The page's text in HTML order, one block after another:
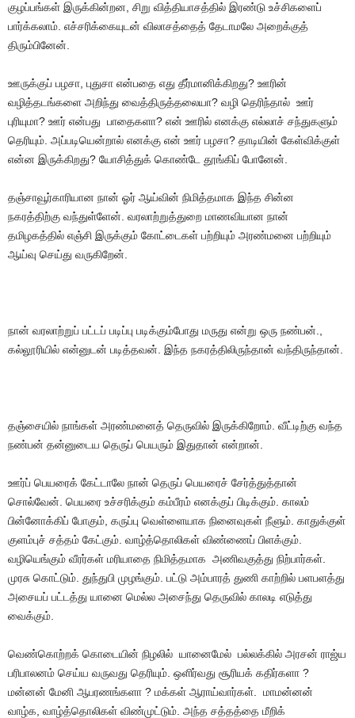
குழப்பங்கள் இருக்கின்றன, சிறு வித்தியாசத்தில் இரண்டு உச்சிகளைப்
பார்க்கலாம். எச்சரிக்கையுடன் விலாசத்தைத் தேடாமலே அறைக்குத்
திரும்பினேன்.
ஊருக்குப் பழசா, புதுசா என்பதை எது தீர்மானிக்கிறது? ஊரின்
வழித்தடங்களை அறிந்து வைத்திருத்தலையா? வழி தெரிந்தால் ஊர்
புரியுமா? ஊர் என்பது பாதைகளா? என் ஊரில் எனக்கு எல்லாச் சந்துகளும்
தெரியும். அப்படியென்றால் எனக்கு என் ஊர் பழசா? தாடியின் கேள்விக்குள்
என்ன இருக்கிறது? யோசித்துக் கொண்டே தூங்கிப் போனேன்.
தஞ்சாவூர்காரியான நான் ஓர் ஆய்வின் நிமித்தமாக இந்த சின்ன
நகரத்திற்கு வந்துள்ளேன். வரலாற்றுத்துறை மாணவியான நான்
தமிழகத்தில் எஞ்சி இருக்கும் கோட்டைகள் பற்றியும் அரண்மனை பற்றியும்
ஆய்வு செய்து வருகிறேன்.
நான் வரலாற்றுப் பட்டப் படிப்பு படிக்கும்போது மருது என்று ஒரு நண்பன்.,
கல்லூரியில் என்னுடன் படித்தவன். இந்த நகரத்திலிருந்தான் வந்திருந்தான்.
தஞ்சையில் நாங்கள் அரண்மனைத் தெருவில் இருக்கிறோம். வீட்டிற்கு வந்த
நண்பன் தன்னுடைய தெருப் பெயரும் இதுதான் என்றான்.
ஊர்ப் பெயரைக் கேட்டாலே நான் தெருப் பெயரைச் சேர்த்துத்தான்
சொல்வேன். பெயரை உச்சரிக்கும் கம்பீரம் எனக்குப் பிடிக்கும். காலம்
பின்னோக்கிப் போகும், கருப்பு வெள்ளையாக நினைவுகள் நீளும். காதுக்குள்
குளம்புச் சத்தம் கேட்கும். வாழ்த்தொலிகள் விண்ணைப் பிளக்கும்.
வழியெங்கும் வீரர்கள் மரியாதை நிமித்தமாக அணிவகுத்து நிற்பார்கள்.
முரசு கொட்டும். துந்துபி முழங்கும். பட்டு அம்பாரத் துணி காற்றில் பளபளத்து
அசையப் பட்டத்து யானை மெல்ல அசைந்து தெருவில் காலடி எடுத்து
வைக்கும்.
வெண்கொற்றக் கொடையின் நிழலில் யானைமேல் பல்லக்கில் அரசன் ராஜ்ய
பரிபாலனம் செய்ய வருவது தெரியும். ஒளிர்வது சூரியக் கதிர்களா ?
மன்னன் மேனி ஆபரணங்களா ? மக்கள் ஆராய்வார்கள். மாமன்னன்
வாழ்க, வாழ்த்தொலிகள் விண்முட்டும். அந்த சத்தத்தை மீறிக்